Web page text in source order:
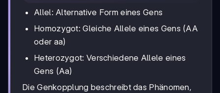
Allel: Alternative Form eines Gens
Homozygot: Gleiche Allele eines Gens (AA
oder aa)
Heterozygot: Verschiedene Allele eines
Gens (Aa)
Die Genkopplung beschreibt das Phänomen,